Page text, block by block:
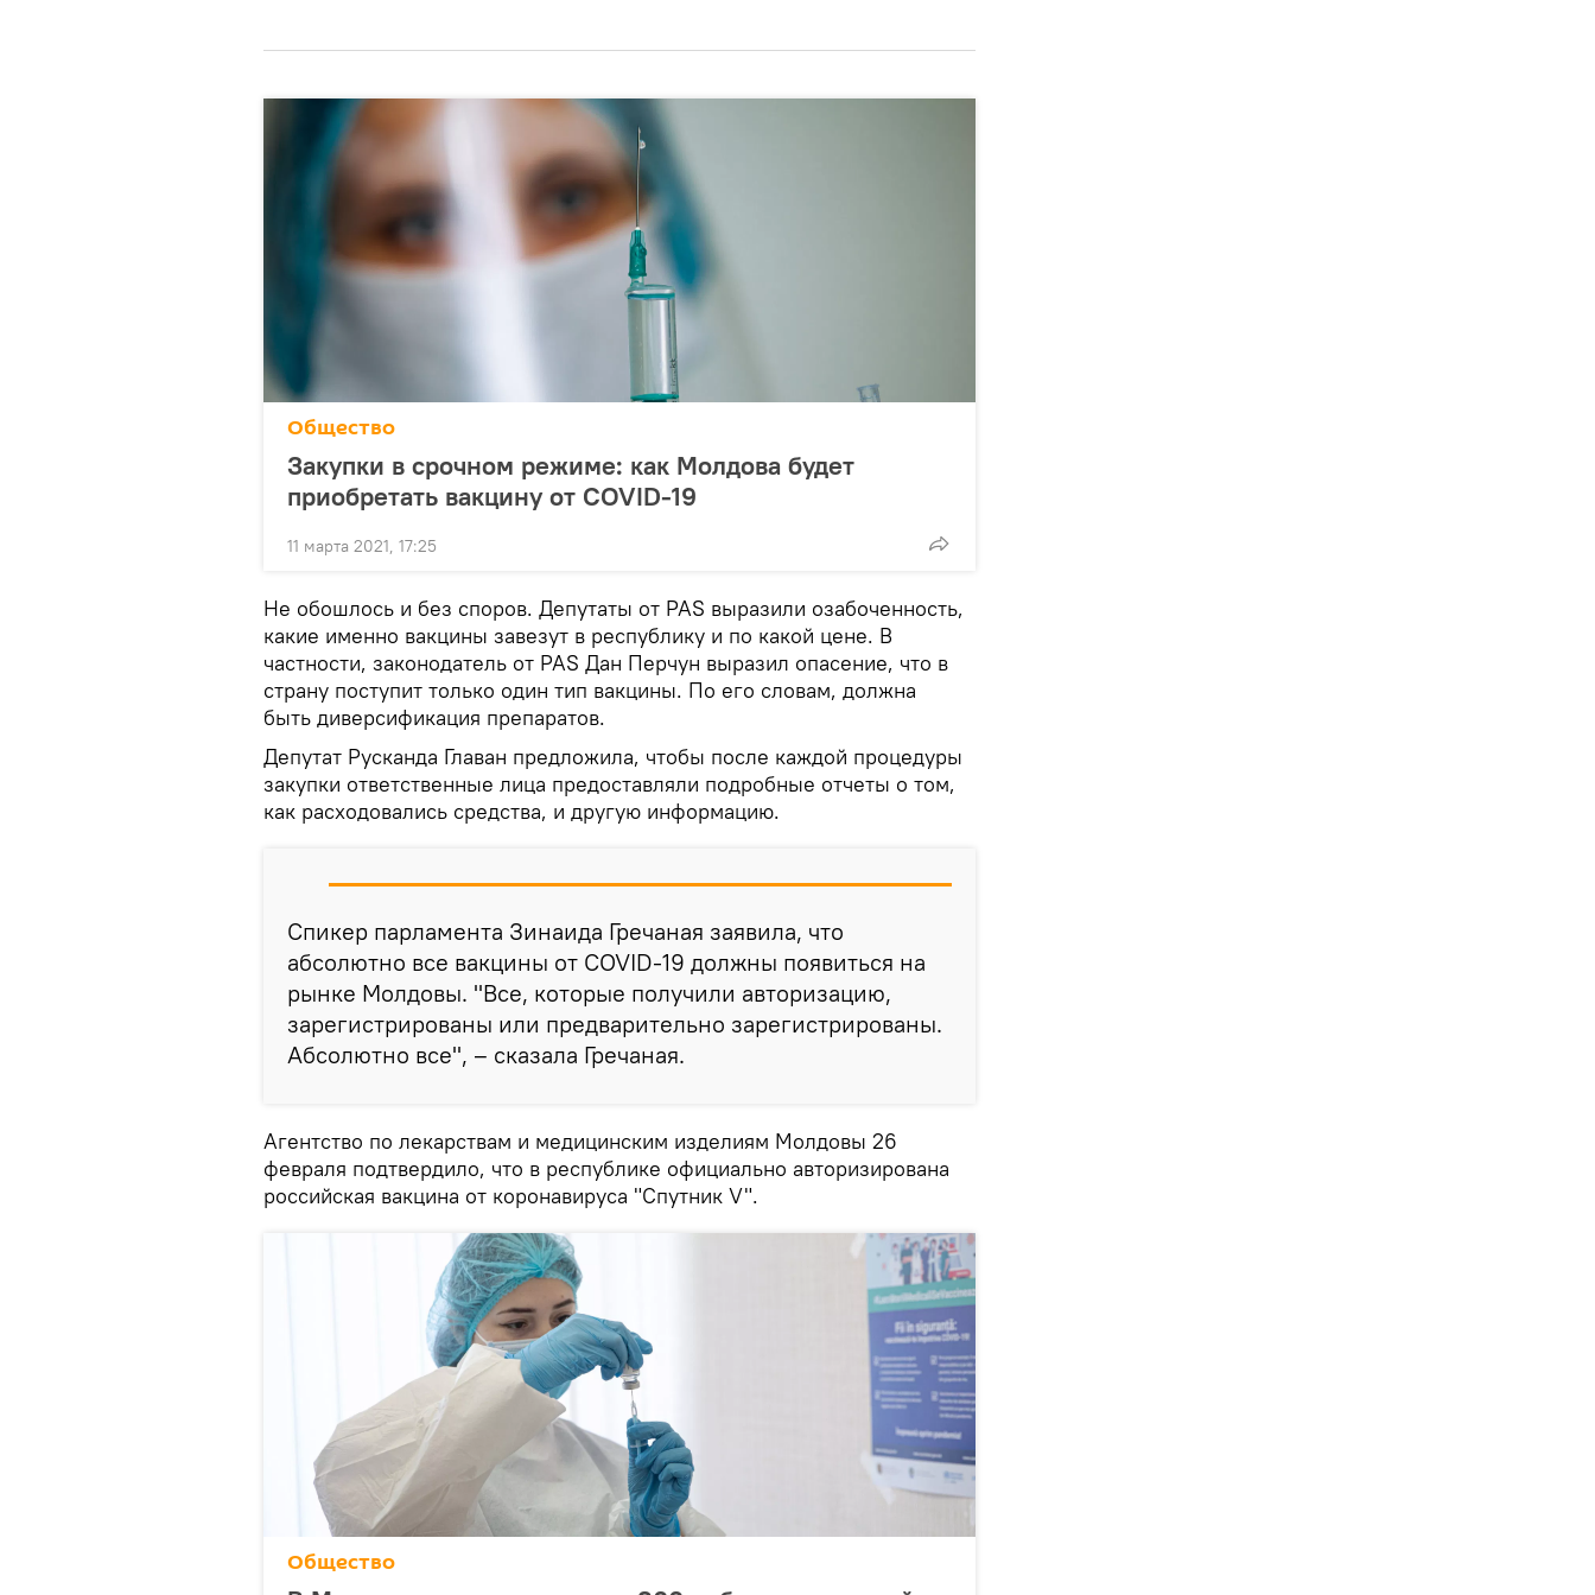
Общество
Закупки в срочном режиме: как Молдова будет
приобретать вакцину от COVID-19
11 марта 2021, 17:25
Не обошлось и без споров. Депутаты от PAS выразили озабоченность,
какие именно вакцины завезут в республику и по какой цене. В
частности, законодатель от PAS Дан Перчун выразил опасение, что в
страну поступит только один тип вакцины. По его словам, должна
быть диверсификация препаратов.
Депутат Русканда Главан предложила, чтобы после каждой процедуры
закупки ответственные лица предоставляли подробные отчеты о том,
как расходовались средства, и другую информацию.
Спикер парламента Зинаида Гречаная заявила, что
абсолютно все вакцины от COVID-19 должны появиться на
рынке Молдовы. "Все, которые получили авторизацию,
зарегистрированы или предварительно зарегистрированы.
Абсолютно все", – сказала Гречаная.
Агентство по лекарствам и медицинским изделиям Молдовы 26
февраля подтвердило, что в республике официально авторизирована
российская вакцина от коронавируса "Спутник V".
Общество